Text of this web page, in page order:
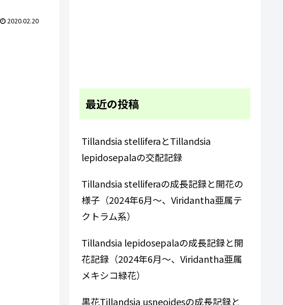
2020.02.20
最近の投稿
Tillandsia stelliferaとTillandsia
lepidosepalaの交配記録
Tillandsia stelliferaの成長記録と開花の
様子（2024年6月～、Viridantha亜属テ
クトラム系）
Tillandsia lepidosepalaの成長記録と開
花記録（2024年6月～、Viridantha亜属
メキシコ緑花）
黒花Tillandsia usneoidesの成長記録と